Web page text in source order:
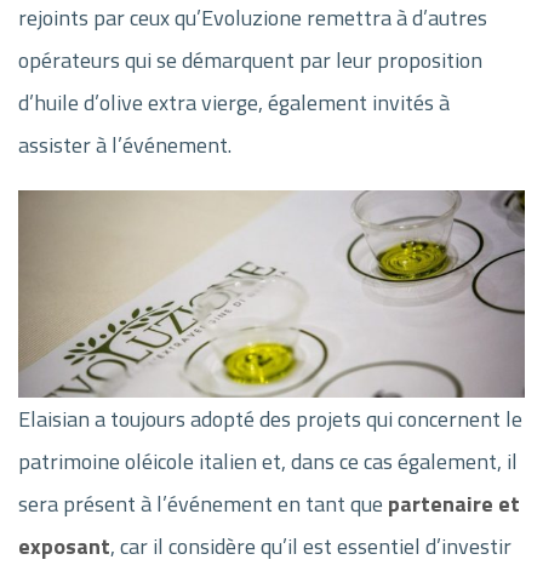
rejoints par ceux qu’Evoluzione remettra à d’autres
opérateurs qui se démarquent par leur proposition
d’huile d’olive extra vierge, également invités à
assister à l’événement.
Elaisian a toujours adopté des projets qui concernent le
patrimoine oléicole italien et, dans ce cas également, il
sera présent à l’événement en tant que partenaire et
exposant, car il considère qu’il est essentiel d’investir